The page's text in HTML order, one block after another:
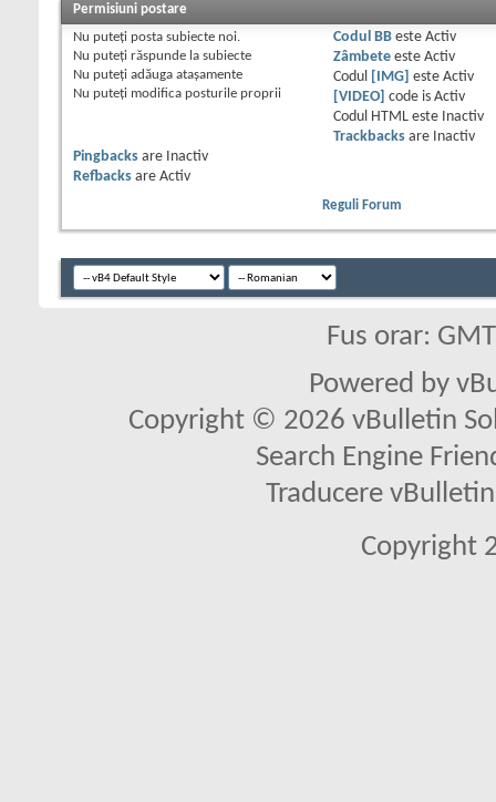
Permisiuni postare
Nu puteţi posta subiecte noi.
Nu puteţi răspunde la subiecte
Nu puteţi adăuga ataşamente
Nu puteţi modifica posturile proprii
Codul BBeste Activ
Zâmbeteeste Activ
Codul
[IMG] este Activ
[VIDEO] code is Activ
Codul HTML este
Inactiv
Trackbacksare
Inactiv
Pingbacks are
Inactiv
Refbacks are Activ
Reguli Forum
Fus orar:
Powered by
Copyright © 2026 vBulletin
Search Engine
Traducere
Copyright